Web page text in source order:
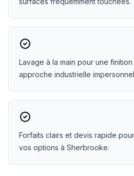
Lavage à la main pour une
approche industrielle
Forfaits clairs et devis rapide
vos options à Sherbrooke.